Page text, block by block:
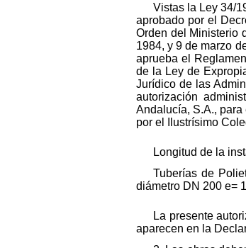
Vistas la Ley 34/
aprobado por el
Orden del Ministerio
1984, y 9 de marzo
aprueba el
de la Ley de
Jurídico de las
autorización
Andalucía, S.A.,
por el Ilustrísimo
Longitud de la
Tuberías de
diámetro DN 200 e=
La presente
aparecen en la